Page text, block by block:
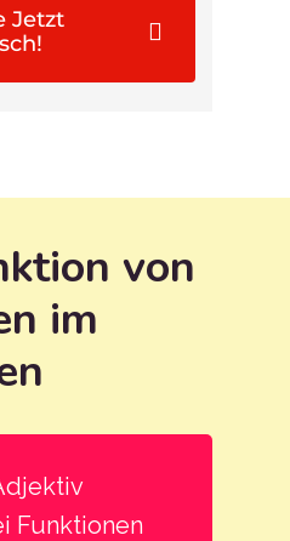
Jetzt
von
im
Funktionen